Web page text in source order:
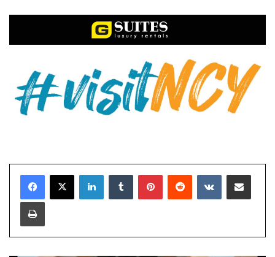
LinkedInTumblr PinterestReddit VKontakteE-Posta ile paylaş
Yazdır